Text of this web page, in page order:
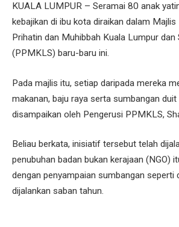
KUALA LUMPUR – Seramai 80 anak
kebajikan di ibu kota diraikan dalam
Prihatin dan Muhibbah Kuala Lumpur dan
(PPMKLS) baru-baru ini.
Pada majlis itu, setiap daripada mereka
makanan, baju raya serta sumbangan duit
disampaikan oleh Pengerusi PPMKLS,
Beliau berkata, inisiatif tersebut telah
penubuhan badan bukan kerajaan (NGO)
dengan penyampaian sumbangan seperti
dijalankan saban tahun.